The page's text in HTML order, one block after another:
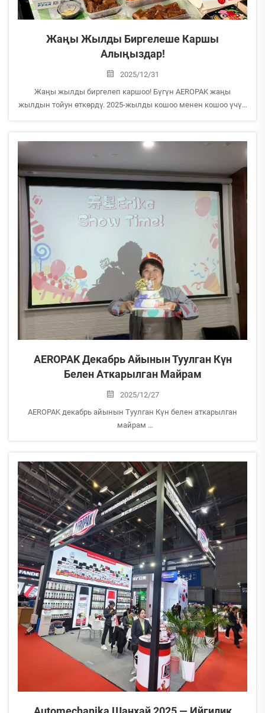
Жаңы Жылды Биргелеше Каршы
Алыңыздар!
2025/12/31
Жаңы жылды биргелеп каршоо! Бүгүн AEROPAK жаңы
жылдын тойун өткөрдү. 2025-жылды кошоо менен кошоо үчүн
жаркыраган болсун!
AEROPAK Декабрь Айынын Туулган Күн
Белен Аткарылган Майрам
2025/12/27
AEROPAK декабрь айынын Туулган Күн белен аткарылган
майрам
Эрика AEROPAK менен он жылдан ашык мүддөт бою болуп
келет, ал маанилүү...